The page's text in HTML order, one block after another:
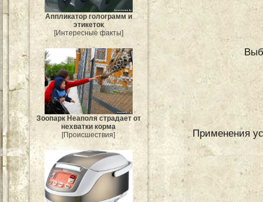
Аппликатор голограмм и
этикеток
[Интересные факты]
Зоопарк Неаполя страдает от
нехватки корма
[Происшествия]
Применения